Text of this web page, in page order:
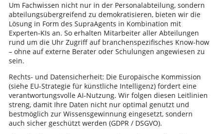
Um Fachwissen nicht nur in der Personalabteilung, sondern
abteilungsübergreifend zu demokratisieren, bieten wir die
Lösung in Form des SupraAgents in Kombination mit
Experten-KIs an. So erhalten Mitarbeiter aller Abteilungen
rund um die Uhr Zugriff auf branchenspezifisches Know-how
– ohne auf externe Berater oder Schulungen angewiesen zu
sein.
Rechts- und Datensicherheit: Die Europäische Kommission
(siehe EU-Strategie für künstliche Intelligenz) fordert eine
verantwortungsvolle AI-Nutzung. Wir folgen diesen Leitlinien
streng, damit Ihre Daten nicht nur optimal genutzt und
bestmöglich zur Wissensgewinnung eingesetzt, sondern
auch sicher geschützt werden (GDPR / DSGVO).